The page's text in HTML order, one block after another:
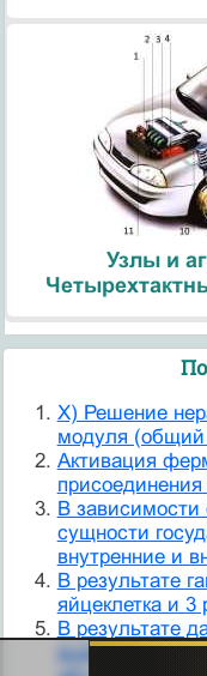
Узлы и
X) Решение
модуля (общий
Активация
присоединения
В зависимости
сущности
внутренние и
В результате
яйцеклетка и
В результате
выводит